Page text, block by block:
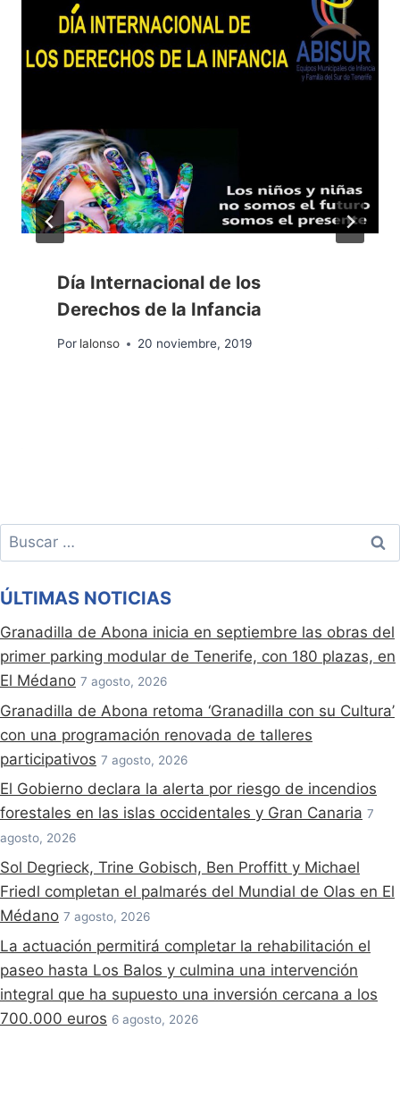
Día Internacional de los
Derechos de la Infancia
Por lalonso 20 noviembre, 2019
Buscar:
ÚLTIMAS NOTICIAS
Granadilla de Abona inicia en septiembre las obras del
primer parking modular de Tenerife, con 180 plazas, en
El Médano 7 agosto, 2026
Granadilla de Abona retoma ‘Granadilla con su Cultura’
con una programación renovada de talleres
participativos 7 agosto, 2026
El Gobierno declara la alerta por riesgo de incendios
forestales en las islas occidentales y Gran Canaria 7
agosto, 2026
Sol Degrieck, Trine Gobisch, Ben Proffitt y Michael
Friedl completan el palmarés del Mundial de Olas en El
Médano 7 agosto, 2026
La actuación permitirá completar la rehabilitación el
paseo hasta Los Balos y culmina una intervención
integral que ha supuesto una inversión cercana a los
700.000 euros 6 agosto, 2026